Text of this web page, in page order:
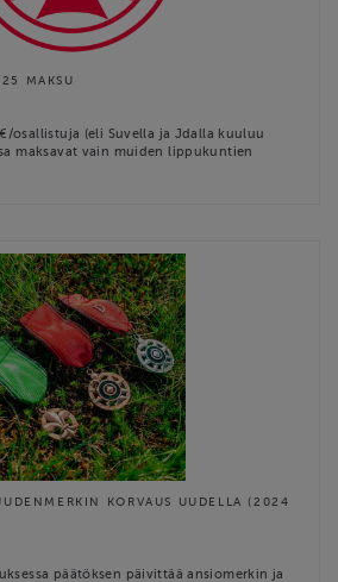
MAKSU
osallistuja (eli Suvella ja Jdalla kuuluu
maksavat vain muiden lippukuntien
KORVAUS UUDELLA (2024
päätöksen päivittää ansiomerkin ja